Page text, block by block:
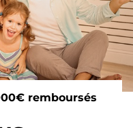
remboursés